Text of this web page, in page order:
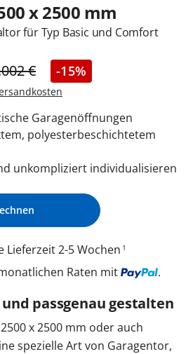
x 2500 mm
für Typ Basic und Comfort
€ -15%
Garagenöffnungen
polyesterbeschichtetem
unkompliziert individualisieren
Lieferzeit 2-5 Wochen 1
Raten mit .
passgenau gestalten
x 2500 mm oder auch
spezielle Art von Garagentor,